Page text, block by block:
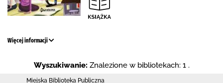
Więcej informacji
Wyszukiwanie: Znalezione w bibliotekach: 1 .
Miejska Biblioteka Publiczna